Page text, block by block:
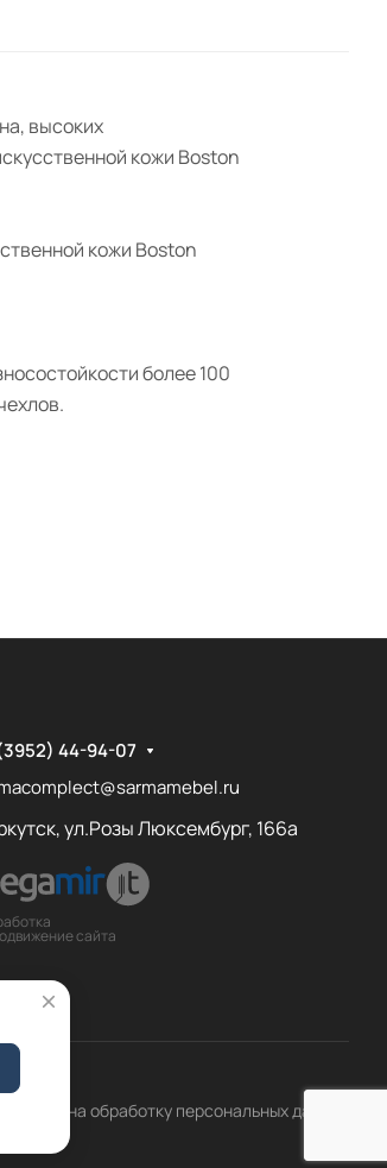
высоких
кожи Boston
кожи Boston
более 100
44-94-07
ул.Розы Люксембург, 166а
сайта
на обработку персональных данных